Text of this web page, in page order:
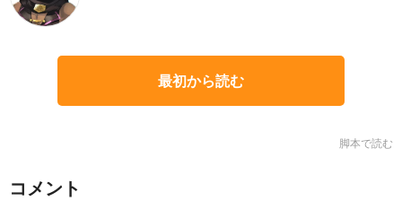
最初から読む
脚本で読む
コメント